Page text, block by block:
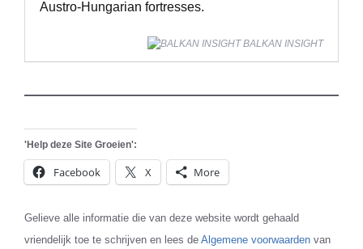
Austro-Hungarian fortresses.
BALKAN INSIGHT
'Help deze Site Groeien':
Facebook X More
Gelieve alle informatie die van deze website wordt gehaald
vriendelijk toe te schrijven en lees de Algemene voorwaarden van